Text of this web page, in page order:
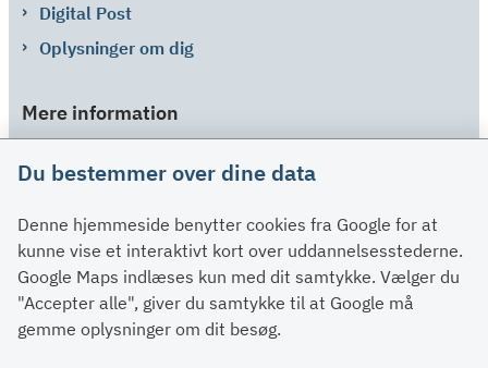
Digital Post
Oplysninger om dig
Mere information
Spørgsmål og svar
Kontakt
Paragraffer
Du bestemmer over dine data
Denne hjemmeside benytter cookies fra Google for at
kunne vise et interaktivt kort over uddannelsesstederne.
Google Maps indlæses kun med dit samtykke. Vælger du
"Accepter alle", giver du samtykke til at Google må
gemme oplysninger om dit besøg.